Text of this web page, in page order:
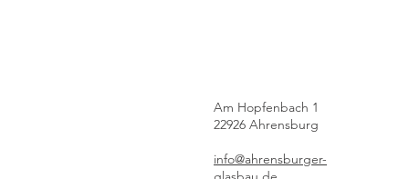
Am Hopfenbach 1
22926 Ahrensburg
info@ahrensburger-